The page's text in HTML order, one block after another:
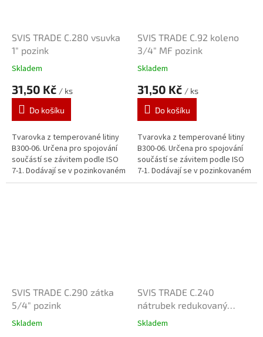
SVIS TRADE C.280 vsuvka
1" pozink
Skladem
31,50 Kč / ks
Do košíku
Tvarovka z temperované litiny
B300-06. Určena pro spojování
součástí se závitem podle ISO
7-1. Dodávají se v pozinkovaném
provedení. Zinkový povlak o
SVIS TRADE C.92 koleno
3/4" MF pozink
Skladem
31,50 Kč / ks
Do košíku
Tvarovka z temperované litiny
B300-06. Určena pro spojování
součástí se závitem podle ISO
7-1. Dodávají se v pozinkovaném
provedení. Zinkový povlak o
SVIS TRADE C.290 zátka
5/4" pozink
Skladem
SVIS TRADE C.240
nátrubek redukovaný
1"x1/2" pozink
Skladem